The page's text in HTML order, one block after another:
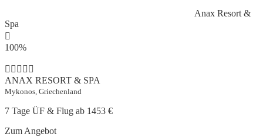
Anax Resort &
Spa
100%
ANAX RESORT & SPA
Mykonos, Griechenland
7 Tage ÜF & Flug ab 1453 €
Zum Angebot